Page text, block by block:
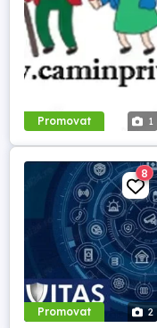
Promovat 1
Promovat 2
8